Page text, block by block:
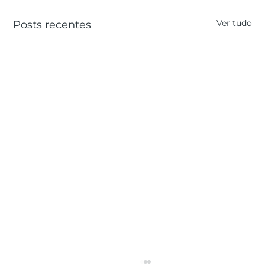
Posts recentes Ver tudo